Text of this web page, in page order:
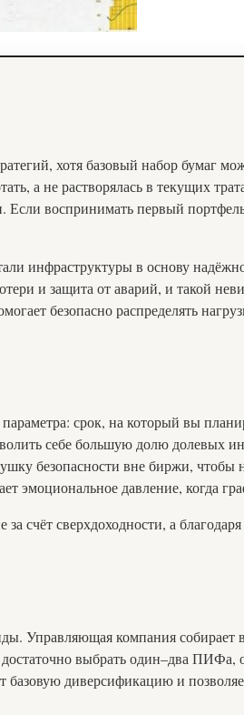
хотя базовый набор бумаг
а не растворялась в текущих
воспринимать первый
инфраструктуры в основу
и защита от аварий, и такой
безопасно распределять
срок, на который вы
себе большую долю долевых
безопасности вне биржи,
эмоциональное давление, когда
счёт сверхдоходности, а
Управляющая компания собирает
выбрать один–два
диверсификацию и